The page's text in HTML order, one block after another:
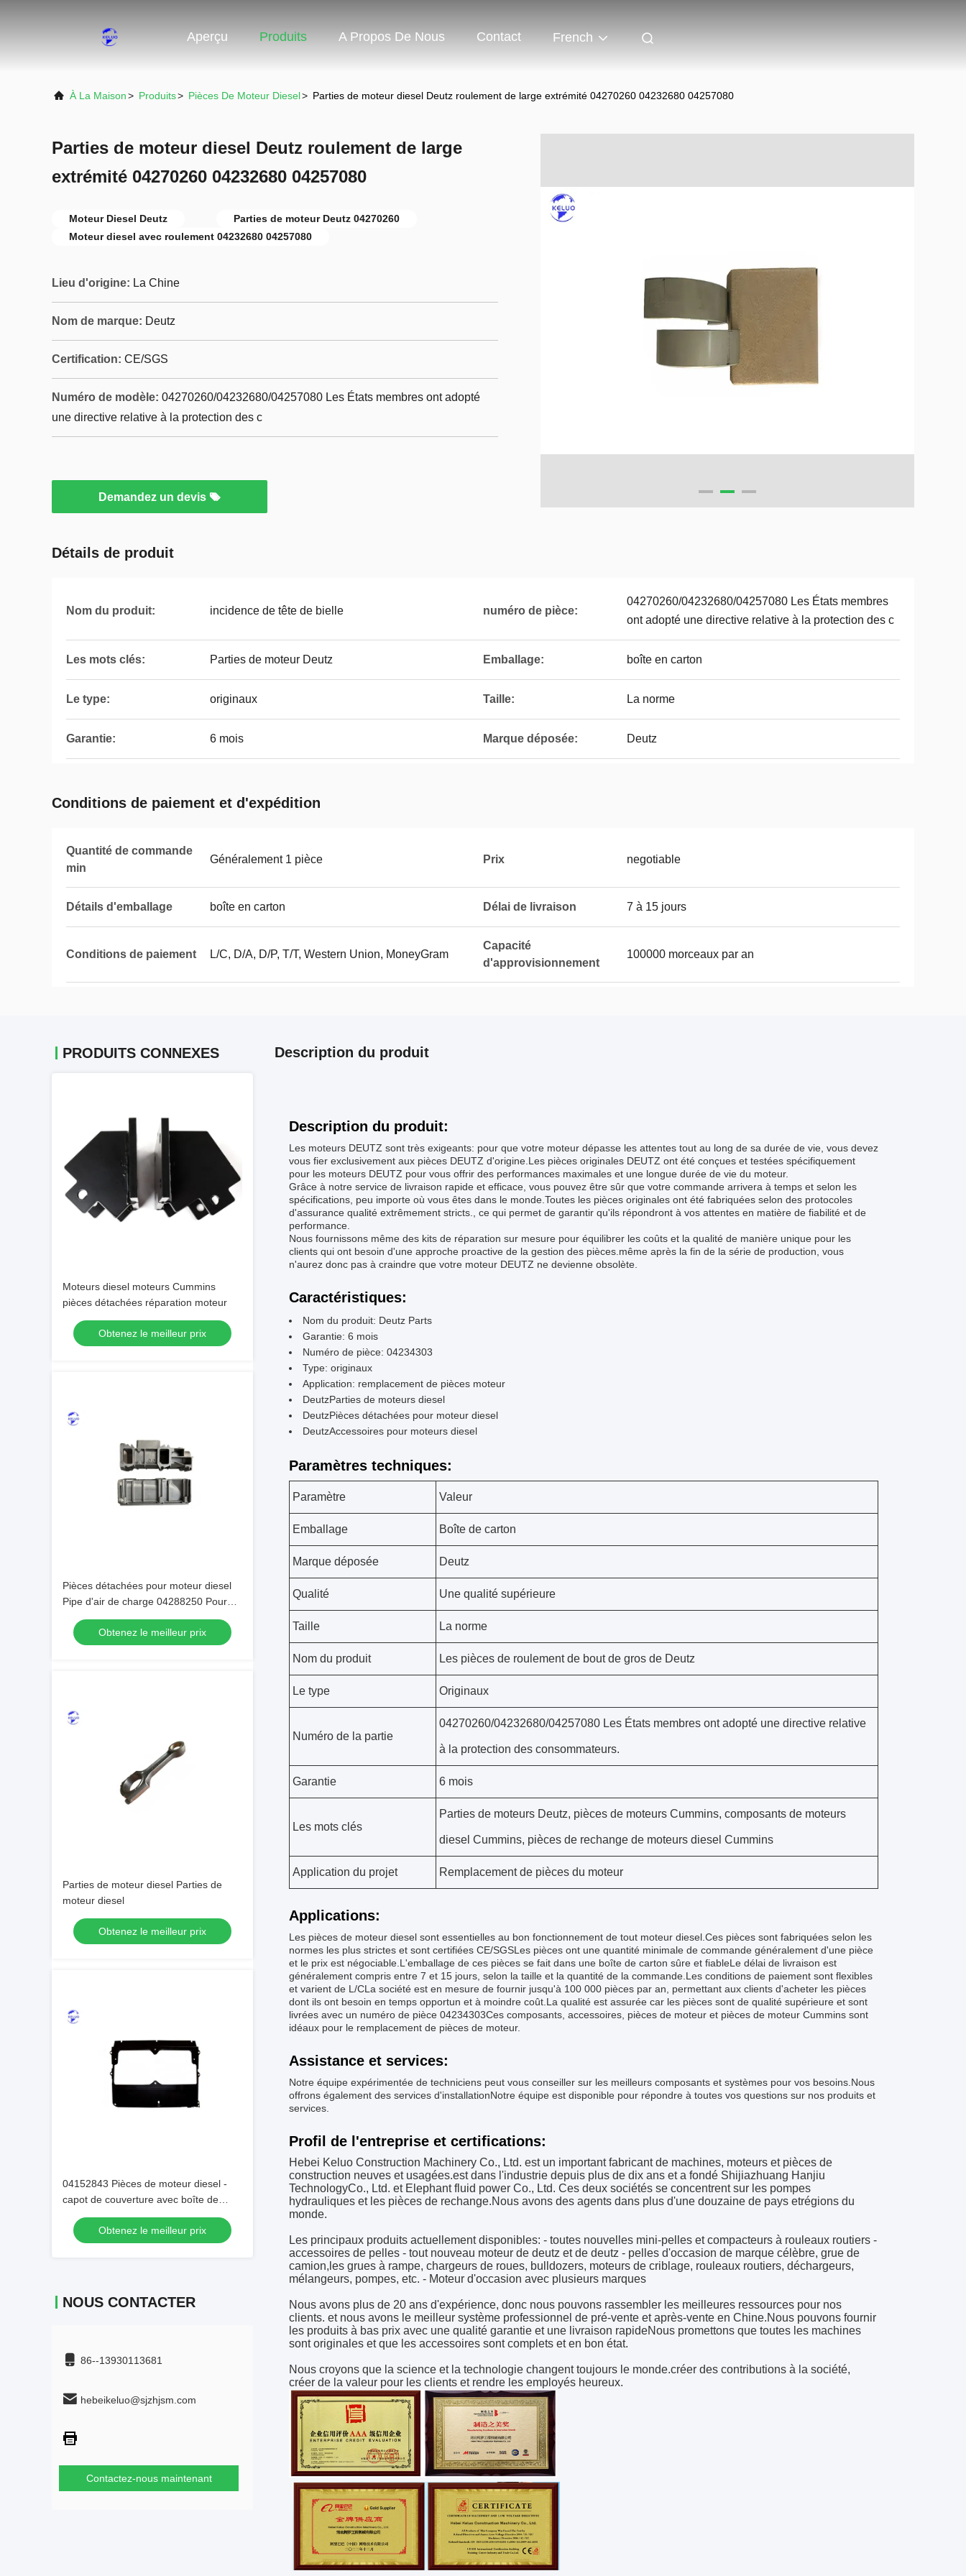
Aperçu Produits A Propos De Nous Contact French
À La Maison> Produits> Pièces De Moteur Diesel> Parties de moteur diesel Deutz roulement de large extrémité 04270260 04232680 04257080
Parties de moteur diesel Deutz roulement de large
extrémité 04270260 04232680 04257080
Moteur Diesel Deutz
Parties de moteur Deutz 04270260
Moteur diesel avec roulement 04232680 04257080
Lieu d'origine: La Chine
Nom de marque: Deutz
Certification: CE/SGS
Numéro de modèle: 04270260/04232680/04257080 Les États membres ont adopté
une directive relative à la protection des c
Demandez un devis
Détails de produit
Nom du produit: incidence de tête de bielle numéro de pièce:
04270260/04232680/04257080 Les États membres
ont adopté une directive relative à la protection des c
Les mots clés: Parties de moteur Deutz Emballage: boîte en carton
Le type: originaux Taille: La norme
Garantie: 6 mois Marque déposée: Deutz
Conditions de paiement et d'expédition
Quantité de commande
min
Généralement 1 pièce Prix negotiable
Détails d'emballage boîte en carton Délai de livraison 7 à 15 jours
Conditions de paiement L/C, D/A, D/P, T/T, Western Union, MoneyGram
Capacité
d'approvisionnement
100000 morceaux par an
PRODUITS CONNEXES
Moteurs diesel moteurs Cummins
pièces détachées réparation moteur
Obtenez le meilleur prix
Pièces détachées pour moteur diesel
Pipe d'air de charge 04288250 Pour
moteur Deutz
Obtenez le meilleur prix
Parties de moteur diesel Parties de
moteur diesel
Obtenez le meilleur prix
04152843 Pièces de moteur diesel -
capot de couverture avec boîte de
carton pratique
Obtenez le meilleur prix
NOUS CONTACTER
86--13930113681
hebeikeluo@sjzhjsm.com
Contactez-nous maintenant
Description du produit
Description du produit:
Les moteurs DEUTZ sont très exigeants: pour que votre moteur dépasse les attentes tout au long de sa durée de vie, vous devez
vous fier exclusivement aux pièces DEUTZ d'origine.Les pièces originales DEUTZ ont été conçues et testées spécifiquement
pour les moteurs DEUTZ pour vous offrir des performances maximales et une longue durée de vie du moteur.
Grâce à notre service de livraison rapide et efficace, vous pouvez être sûr que votre commande arrivera à temps et selon les
spécifications, peu importe où vous êtes dans le monde.Toutes les pièces originales ont été fabriquées selon des protocoles
d'assurance qualité extrêmement stricts., ce qui permet de garantir qu'ils répondront à vos attentes en matière de fiabilité et de
performance.
Nous fournissons même des kits de réparation sur mesure pour équilibrer les coûts et la qualité de manière unique pour les
clients qui ont besoin d'une approche proactive de la gestion des pièces.même après la fin de la série de production, vous
n'aurez donc pas à craindre que votre moteur DEUTZ ne devienne obsolète.
Caractéristiques:
Nom du produit: Deutz Parts
Garantie: 6 mois
Numéro de pièce: 04234303
Type: originaux
Application: remplacement de pièces moteur
DeutzParties de moteurs diesel
DeutzPièces détachées pour moteur diesel
DeutzAccessoires pour moteurs diesel
Paramètres techniques:
Paramètre Valeur
Emballage Boîte de carton
Marque déposée Deutz
Qualité Une qualité supérieure
Taille La norme
Nom du produit Les pièces de roulement de bout de gros de Deutz
Le type Originaux
Numéro de la partie
04270260/04232680/04257080 Les États membres ont adopté une directive relative
à la protection des consommateurs.
Garantie 6 mois
Les mots clés
Parties de moteurs Deutz, pièces de moteurs Cummins, composants de moteurs
diesel Cummins, pièces de rechange de moteurs diesel Cummins
Application du projet Remplacement de pièces du moteur
Applications:
Les pièces de moteur diesel sont essentielles au bon fonctionnement de tout moteur diesel.Ces pièces sont fabriquées selon les
normes les plus strictes et sont certifiées CE/SGSLes pièces ont une quantité minimale de commande généralement d'une pièce
et le prix est négociable.L'emballage de ces pièces se fait dans une boîte de carton sûre et fiableLe délai de livraison est
généralement compris entre 7 et 15 jours, selon la taille et la quantité de la commande.Les conditions de paiement sont flexibles
et varient de L/CLa société est en mesure de fournir jusqu'à 100 000 pièces par an, permettant aux clients d'acheter les pièces
dont ils ont besoin en temps opportun et à moindre coût.La qualité est assurée car les pièces sont de qualité supérieure et sont
livrées avec un numéro de pièce 04234303Ces composants, accessoires, pièces de moteur et pièces de moteur Cummins sont
idéaux pour le remplacement de pièces de moteur.
Assistance et services:
Notre équipe expérimentée de techniciens peut vous conseiller sur les meilleurs composants et systèmes pour vos besoins.Nous
offrons également des services d'installationNotre équipe est disponible pour répondre à toutes vos questions sur nos produits et
services.
Profil de l'entreprise et certifications:
Hebei Keluo Construction Machinery Co., Ltd. est un important fabricant de machines, moteurs et pièces de
construction neuves et usagées.est dans l'industrie depuis plus de dix ans et a fondé Shijiazhuang Hanjiu
TechnologyCo., Ltd. et Elephant fluid power Co., Ltd. Ces deux sociétés se concentrent sur les pompes
hydrauliques et les pièces de rechange.Nous avons des agents dans plus d'une douzaine de pays etrégions du
monde.
Les principaux produits actuellement disponibles: - toutes nouvelles mini-pelles et compacteurs à rouleaux routiers -
accessoires de pelles - tout nouveau moteur de deutz et de deutz - pelles d'occasion de marque célèbre, grue de
camion,les grues à rampe, chargeurs de roues, bulldozers, moteurs de criblage, rouleaux routiers, déchargeurs,
mélangeurs, pompes, etc. - Moteur d'occasion avec plusieurs marques
Nous avons plus de 20 ans d'expérience, donc nous pouvons rassembler les meilleures ressources pour nos
clients. et nous avons le meilleur système professionnel de pré-vente et après-vente en Chine.Nous pouvons fournir
les produits à bas prix avec une qualité garantie et une livraison rapideNous promettons que toutes les machines
sont originales et que les accessoires sont complets et en bon état.
Nous croyons que la science et la technologie changent toujours le monde.créer des contributions à la société,
créer de la valeur pour les clients et rendre les employés heureux.